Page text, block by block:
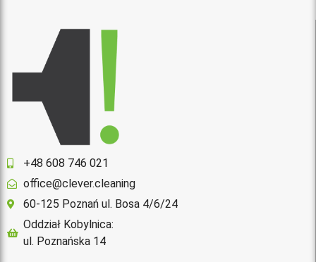
+48 608 746 021
office@clever.cleaning
60-125 Poznań ul. Bosa 4/6/24
Oddział Kobylnica:
ul. Poznańska 14